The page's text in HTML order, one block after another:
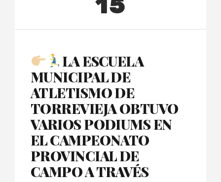
LA ESCUELA
MUNICIPAL DE
ATLETISMO DE
TORREVIEJA OBTUVO
VARIOS PODIUMS EN
EL CAMPEONATO
PROVINCIAL DE
CAMPO A TRAVÉS